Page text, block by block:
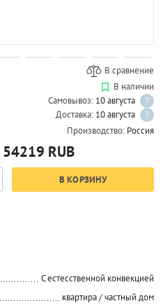
В сравнение
В наличии
Самовывоз: 10 августа
?
Доставка: 10 августа
?
Производство: Россия
54219 RUB
В КОРЗИНУ
C естесственной конвекцией
квартира / частный дом